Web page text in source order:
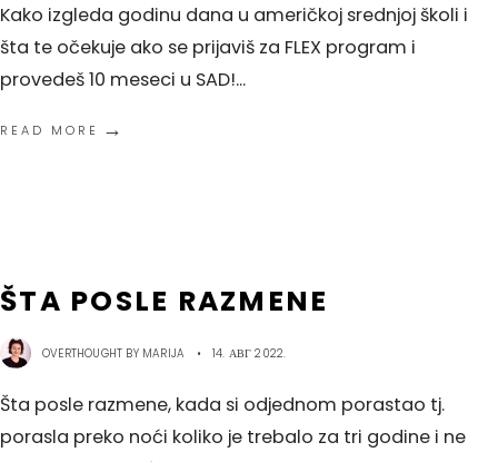
Kako izgleda godinu dana u američkoj srednjoj školi i
šta te očekuje ako se prijaviš za FLEX program i
provedeš 10 meseci u SAD!...
READ MORE →
ŠTA POSLE RAZMENE
OVERTHOUGHT BY MARIJA • 14. АВГ 2022.
Šta posle razmene, kada si odjednom porastao tj.
porasla preko noći koliko je trebalo za tri godine i ne